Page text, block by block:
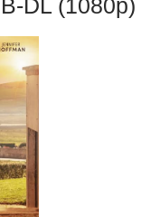
DL (1080p)